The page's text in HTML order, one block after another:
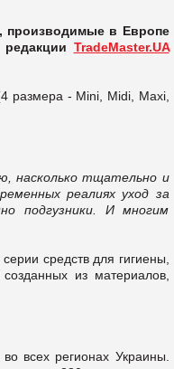
производимые в Европе
TradeMaster.UA
размера - Mini, Midi, Maxi,
насколько тщательно и
реалиях уход за
подгузники. И многим
средств для гигиены,
из материалов,
всех регионах Украины.